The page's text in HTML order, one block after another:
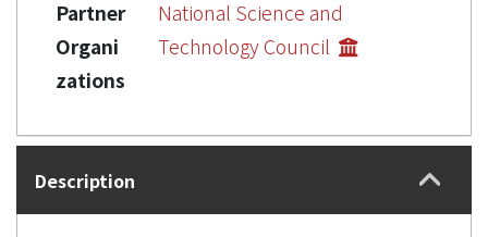
Partner
Organi
zations
National Science and
Technology Council
Description